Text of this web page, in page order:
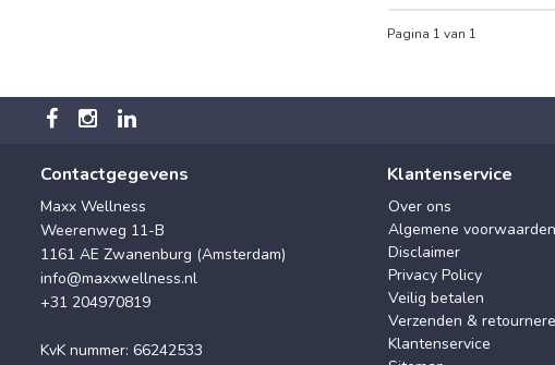
Pagina 1 van 1
Contactgegevens
Maxx Wellness
Weerenweg 11-B
1161 AE Zwanenburg (Amsterdam)
info@maxxwellness.nl
+31 204970819
KvK nummer: 66242533
Klantenservice
Over ons
Algemene voorwaarden
Disclaimer
Privacy Policy
Veilig betalen
Verzenden &
Klantenservice